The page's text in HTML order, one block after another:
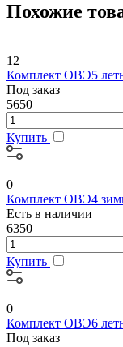
Похожие
12
Комплект ОВЭ5
Под заказ
5650
Купить
0
Комплект ОВЭ4
Есть в наличии
6350
Купить
0
Комплект ОВЭ6
Под заказ